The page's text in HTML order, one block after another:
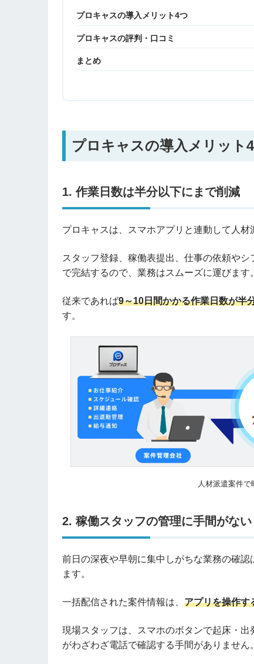
プロキャスの導入メリット4つ
プロキャスの評判・口コミ
まとめ
プロキャスの導入メリット
1. 作業日数は半分以下にまで削減
プロキャスは、スマホアプリと連動して人材
スタッフ登録、稼働表提出、仕事の依頼や
で完結するので、業務はスムーズに運びます。
従来であれば9～10日間かかる作業日数が半
す。
人材派遣案件
2. 稼働スタッフの管理に手間がない
前日の深夜や早朝に集中しがちな業務の確
ます。
一括配信された案件情報は、 アプリを操作す
現場スタッフは、スマホのボタンで起床・
がわざわざ電話で確認する手間がありません。